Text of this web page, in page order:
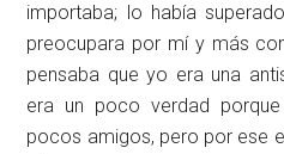
importaba; lo había
preocupara por mí y más
pensaba que yo era una
era un poco verdad
pocos amigos, pero por ese